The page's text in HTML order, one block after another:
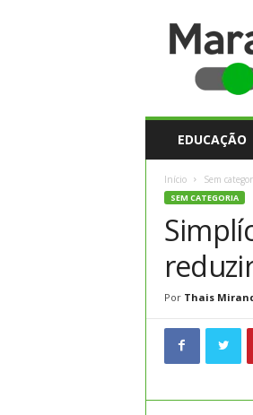
EDUCAÇÃO
Início Sem
SEM CATEGORIA
Por Thais